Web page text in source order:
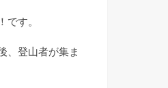
です。
、登山者が集ま